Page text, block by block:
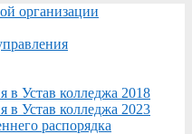
организации
в Устав колледжа 2018
в Устав колледжа 2023
распорядка